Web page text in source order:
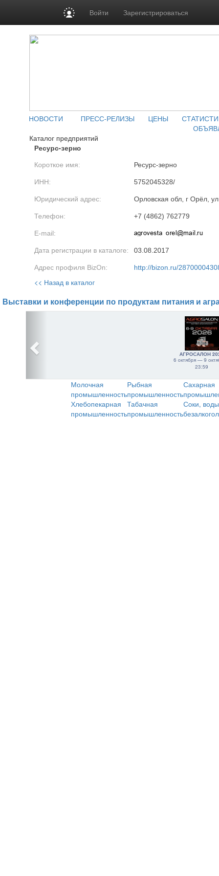
Войти Зарегистрироваться
НОВОСТИ ПРЕСС-РЕЛИЗЫ ЦЕНЫ
Каталог предприятий
Ресурс-зерно
Короткое имя: Ресурс-зерно
ИНН: 5752045328/
Юридический адрес: Орловская обл, г Орёл,
Телефон: +7 (4862) 762779
E-mail:
Дата регистрации в каталоге: 03.08.2017
Адрес профиля BizOn: http://bizon.ru/
<< Назад в каталог
Выставки и конференции по продуктам питания и
АГРОСАЛОН
6 октября — 9
23:59
Молочная
промышленность
Рыбная
промышленность
Сахарная
Хлебопекарная
промышленность
Табачная
промышленность
Соки,